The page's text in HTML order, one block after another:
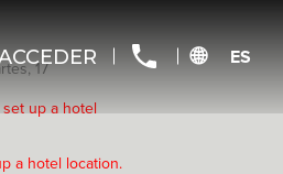
ES
17
up a hotel
a hotel location.